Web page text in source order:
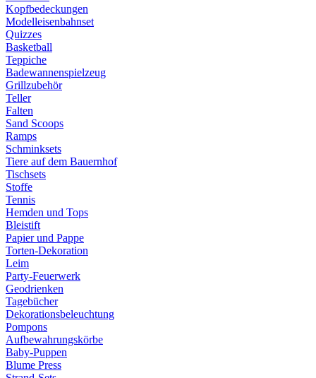
Kopfbedeckungen
Modelleisenbahnset
Quizzes
Basketball
Teppiche
Badewannenspielzeug
Grillzubehör
Teller
Falten
Sand Scoops
Ramps
Schminksets
Tiere auf dem Bauernhof
Tischsets
Stoffe
Tennis
Hemden und Tops
Bleistift
Papier und Pappe
Torten-Dekoration
Leim
Party-Feuerwerk
Geodrienken
Tagebücher
Dekorationsbeleuchtung
Pompons
Aufbewahrungskörbe
Baby-Puppen
Blume Press